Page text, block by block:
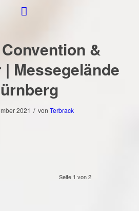
&
| Messegelände
2021 / vonTerbrack
Seite 1 von 2